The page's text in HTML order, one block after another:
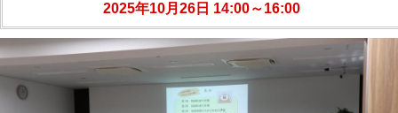
2025年10月26日 14:00～16:00